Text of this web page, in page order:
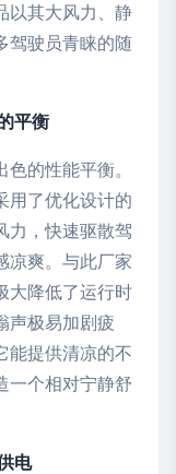
以其大风力、静
驾驶员青睐的随
平衡
的性能平衡。
用了优化设计的
力，快速驱散驾
凉爽。与此厂家
大降低了运行时
声极易加剧疲
能提供清凉的不
一个相对宁静舒
电